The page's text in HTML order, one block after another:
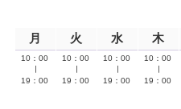
月 火 水 木
10：00
19：00
10：00
19：00
10：00
19：00
10：00
19：00